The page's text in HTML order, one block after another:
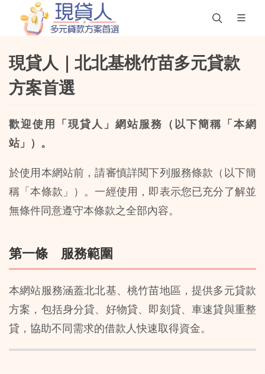
現貸人｜北北基桃竹苗多元貸款
方案首選
歡迎使用「現貸人」網站服務（以下簡稱「本網
站」）。
於使用本網站前，請審慎詳閱下列服務條款（以下簡
稱「本條款」）。一經使用，即表示您已充分了解並
無條件同意遵守本條款之全部內容。
第一條 服務範圍
本網站服務涵蓋北北基、桃竹苗地區，提供多元貸款
方案，包括身分貸、好物貸、即刻貸、車速貸與重整
貸，協助不同需求的借款人快速取得資金。